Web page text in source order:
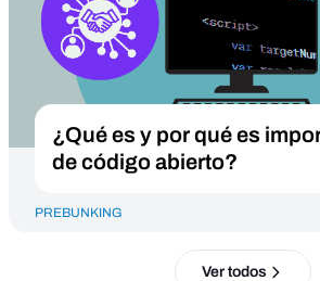
¿Qué es y por qué es
de código abierto?
PREBUNKING
Ver todos